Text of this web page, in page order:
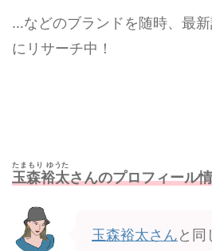
…などのブランドを随時、最
にリサーチ中！
玉森裕太
たまもり ゆうた
さんのプロフィール
玉森裕太さんと同